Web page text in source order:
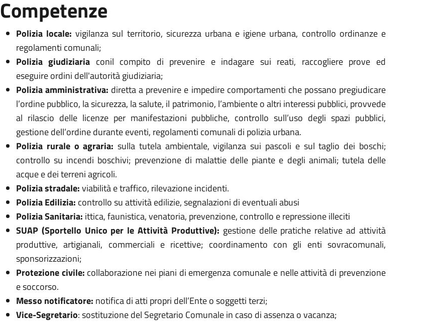
Competenze
Polizia locale: vigilanza sul territorio, sicurezza urbana e igiene urbana, controllo ordinanze e
regolamenti comunali;
Polizia giudiziaria conil compito di prevenire e indagare sui reati, raccogliere prove ed
eseguire ordini dell'autorità giudiziaria;
Polizia amministrativa: diretta a prevenire e impedire comportamenti che possano pregiudicare
l’ordine pubblico, la sicurezza, la salute, il patrimonio, l’ambiente o altri interessi pubblici, provvede
al rilascio delle licenze per manifestazioni pubbliche, controllo sull’uso degli spazi pubblici,
gestione dell’ordine durante eventi, regolamenti comunali di polizia urbana.
Polizia rurale o agraria:sulla tutela ambientale, vigilanza sui pascoli e sul taglio dei boschi;
controllo su incendi boschivi; prevenzione di malattie delle piante e degli animali; tutela delle
acque e dei terreni agricoli.
Polizia stradale:viabilità e traffico, rilevazione incidenti.
Polizia Edilizia: controllo su attività edilizie, segnalazioni di eventuali abusi
Polizia Sanitaria: ittica, faunistica, venatoria, prevenzione, controllo e repressione illeciti
SUAP (Sportello Unico per le Attività Produttive): gestione delle pratiche relative ad attività
produttive, artigianali, commerciali e ricettive; coordinamento con gli enti sovracomunali,
sponsorizzazioni;
Protezione civile: collaborazione nei piani di emergenza comunale e nelle attività di prevenzione
e soccorso.
Messo notificatore: notifica di atti propri dell’Ente o soggetti terzi;
Vice-Segretario: sostituzione del Segretario Comunale in caso di assenza o vacanza;